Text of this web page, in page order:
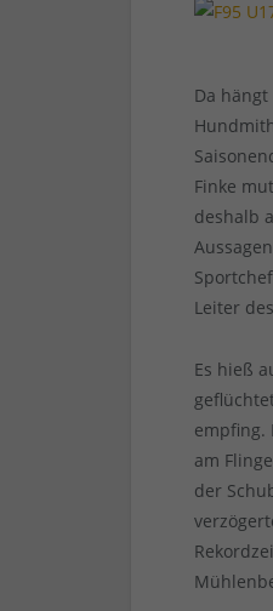
Da
Finke
deshalb
Leiter
Es hieß
empfing.
am
der